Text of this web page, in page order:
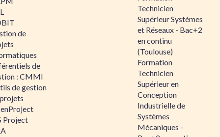
de
de
: CMMI
de gestion
Project
Technicien
Supérieur Systèmes
et Réseaux - Bac+2
en continu
(Toulouse)
Formation
Technicien
Supérieur en
Conception
Industrielle de
Systèmes
Mécaniques -